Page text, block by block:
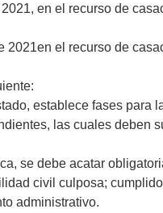
en el recurso de
2021en el recurso de
establece fases para
las cuales deben
se debe acatar
civil culposa;
administrativo.